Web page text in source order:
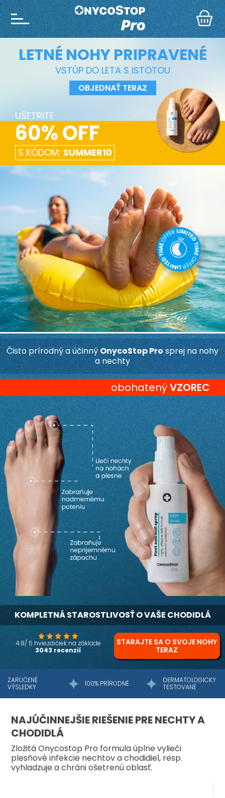
LETNÉ NOHY PRIPRAVENÉ
VSTÚP DO LETA S ISTOTOU
OBJEDNAŤ TERAZ
UŠETRITE
60% OFF
S KÓDOM: SUMMER10
Čisto prírodný a účinnýOnycoStop Prosprej na nohy
a nechty
obohatenýVZOREC
KOMPLETNÁ STAROSTLIVOSŤ O VAŠE CHODIDLÁ
4.8/ 5 hviezdičiek na základe
3043 recenzií
STARAJTE SA O SVOJE NOHY
TERAZ
ZARUČENÉ
VÝSLEDKY
100% PRÍRODNÉ
DERMATOLOGICKY
TESTOVANÉ
NAJÚČINNEJŠIE RIEŠENIE PRE NECHTY A
CHODIDLÁ
Zložitá Onycostop Pro formula úplne vylieči
plesňové infekcie nechtov a chodidiel, resp.
vyhladzuje a chráni ošetrenú oblasť.